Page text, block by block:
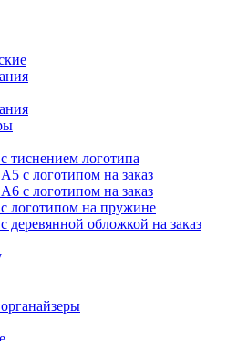
тиснением логотипа
с логотипом на заказ
с логотипом на заказ
логотипом на пружине
деревянной обложкой на заказ